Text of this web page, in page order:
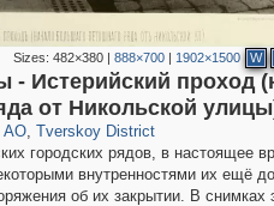
Sizes: 482×380| 888×700| 1902×1500 W
- Истерийский проход
от Никольской
AO, Tverskoy District
53,034 2,283
городских рядов, в настоящее
внутренностями их ещё до
об их закрытии. В снимках